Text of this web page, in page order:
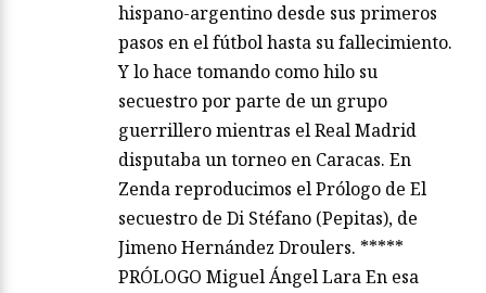
hispano-argentino desde sus primeros
pasos en el fútbol hasta su fallecimiento.
Y lo hace tomando como hilo su
secuestro por parte de un grupo
guerrillero mientras el Real Madrid
disputaba un torneo en Caracas. En
Zenda reproducimos el Prólogo de El
secuestro de Di Stéfano (Pepitas), de
Jimeno Hernández Droulers. *****
PRÓLOGO Miguel Ángel Lara En esa